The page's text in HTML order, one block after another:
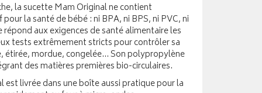
la sucette Mam Original ne contient
la santé de bébé : ni BPA, ni BPS, ni PVC, ni
aux exigences de santé alimentaire les
tests extrêmement stricts pour contrôler sa
étirée, mordue, congelée... Son polypropylène
des matières premières bio-circulaires.
livrée dans une boîte aussi pratique pour la